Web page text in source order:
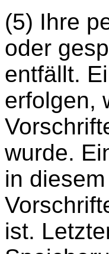
(5) Ihre
oder
entfällt.
erfolgen,
wurde.
in
ist.